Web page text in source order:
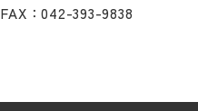
：042-393-9838